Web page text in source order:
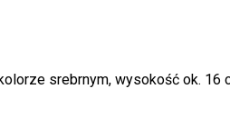
srebrnym, wysokość ok. 16